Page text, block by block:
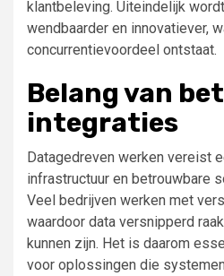
klantbeleving. Uiteindelijk
wendbaarder en innovatiever,
concurrentievoordeel ontstaat.
Belang van
integraties
Datagedreven werken vereist
infrastructuur en betrouwbare
Veel bedrijven werken met
waardoor data versnipperd
kunnen zijn. Het is daarom
voor oplossingen die